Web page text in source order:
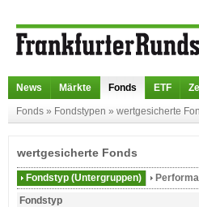
News Märkte Fonds ETF
Fonds » Fondstypen » wertgesicherte
wertgesicherte Fonds
Fondstyp (Untergruppen)
Fondstyp